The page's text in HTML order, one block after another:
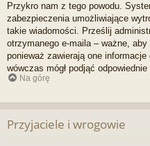
Przykro nam z tego powodu.
zabezpieczenia umożliwiające
takie wiadomości. Prześlij
otrzymanego e-maila – ważne, aby
ponieważ zawierają one
wówczas mógł podjąć odpowiednie
Na górę
Przyjaciele i wrogowie